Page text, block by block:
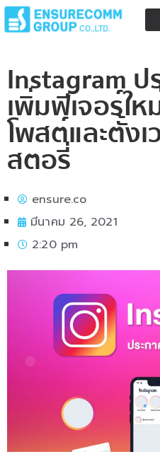
Instagram ป
เพิ่มฟีเจอร์ใ
โพสต์และตั้งเ
สตอรี่
ensure.co
มีนาคม 26, 2021
2:20 pm